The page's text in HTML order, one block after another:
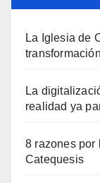
La Iglesia de
La
realidad ya
8 razones por
Catequesis